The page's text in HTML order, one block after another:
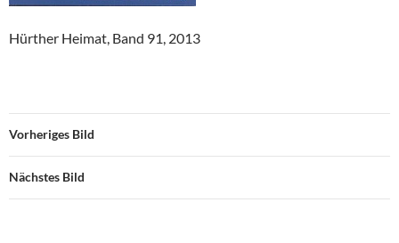
Hürther Heimat, Band 91, 2013
Vorheriges Bild
Nächstes Bild